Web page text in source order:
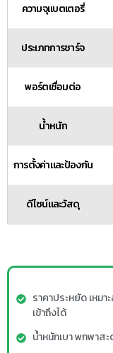
ความจุแบตเตอรี่
ประเภทการชาร์จ
พอร์ตเชื่อมต่อ
น้ำหนัก
การตั้งค่าและป้องกัน
ดีไซน์และวัสดุ
ราคาประหยัด เหม
เข้าถึงได้
น้ำหนักเบา พกพาส